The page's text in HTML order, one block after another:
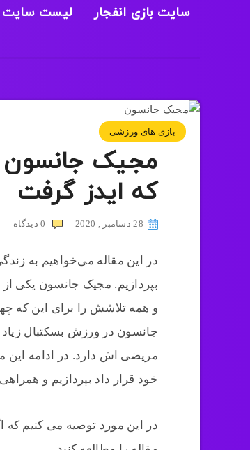
سایت بازی انفجار لیست سایت
بازی های ورزشی
که ایدز گرفت
28 دسامبر , 2020 0 دیدگاه
در این مقاله می‌خواهیم به
بپردازیم. مجیک جانسون یکی
و همه تلاشش را برای این که
جانسون در ورزش بسکتبال
مریضی اش دارد. در ادامه این
خود قرار داد بپردازیم و
در این مورد توصیه می کنیم که